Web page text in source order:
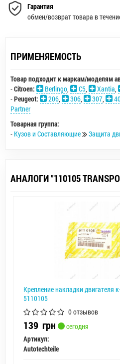
Гарантия
обмен/возврат товара в
ПРИМЕНЯЕМОСТЬ
Товар подходит к маркам/моделям
-Citroen: Berlingo, C5, Xantia,
-Peugeot: 206, 306, 307,
Partner
Товарная группа:
- Кузов и Составляющие Защита
АНАЛОГИ "110105
Крепление накладки двигателя
5110105
0 отзывов
139 грн
сегодня
Артикул:
Autotechteile